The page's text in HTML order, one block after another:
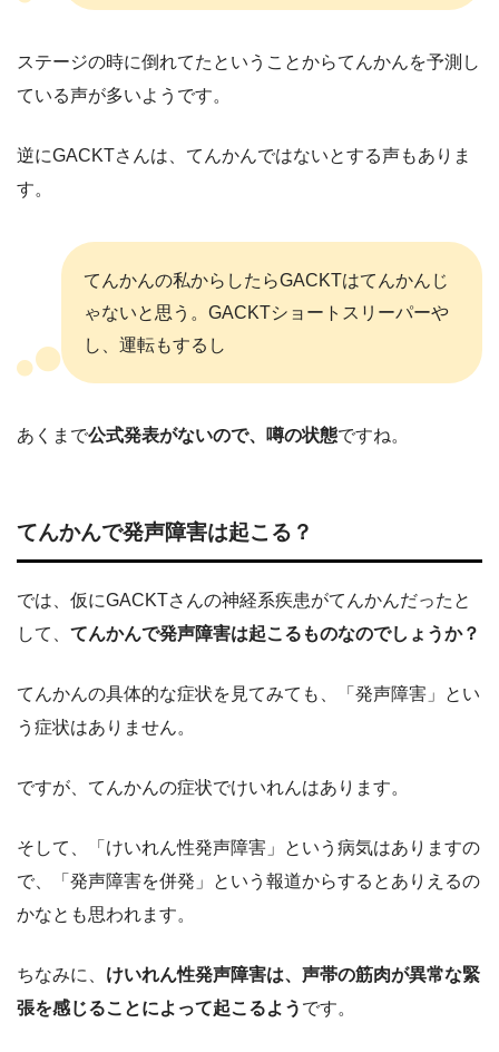
ステージの時に倒れてたということからてんかんを予測し
ている声が多いようです。
逆にGACKTさんは、てんかんではないとする声もありま
す。
てんかんの私からしたらGACKTはてんかんじ
ゃないと思う。GACKTショートスリーパーや
し、運転もするし
あくまで公式発表がないので、噂の状態ですね。
てんかんで発声障害は起こる？
では、仮にGACKTさんの神経系疾患がてんかんだったと
して、 てんかんで発声障害は起こるものなのでしょうか？
てんかんの具体的な症状を見てみても、「発声障害」とい
う症状はありません。
ですが、てんかんの症状でけいれんはあります。
そして、「けいれん性発声障害」という病気はありますの
で、「発声障害を併発」という報道からするとありえるの
かなとも思われます。
ちなみに、 けいれん性発声障害は、声帯の筋肉が異常な緊
張を感じることによって起こるよう です。